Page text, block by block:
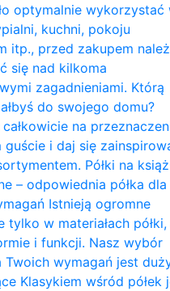
optymalnie wykorzystać
kuchni, pokoju
itp., przed zakupem
się nad kilkoma
zagadnieniami. Którą
do swojego domu?
na
guście i daj się
Półki na
– odpowiednia półka dla
Istnieją ogromne
tylko w materiałach półki,
i funkcji. Nasz wybór
Twoich wymagań jest
Klasykiem wśród półek